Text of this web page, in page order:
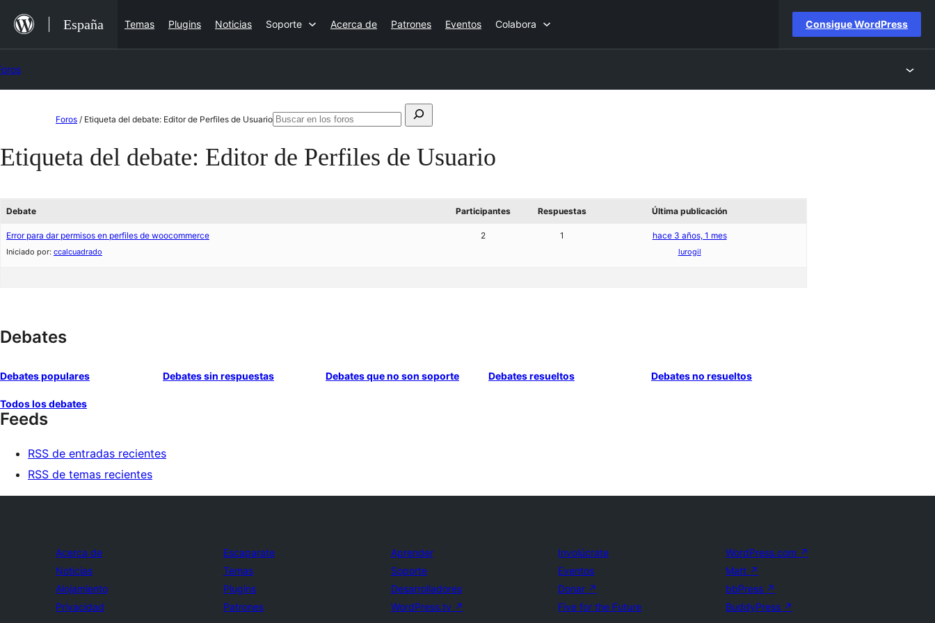
contenido
España Temas Plugins Noticias Soporte Acerca de Patrones Eventos Colabora Consigue WordPress
contenido
Foros / Etiqueta del debate: Editor de Perfiles de UsuarioBuscar:
Buscar
los
foros
Etiqueta del debate: Editor de Perfiles de Usuario
Debate Participantes Respuestas Última publicación
Error para dar permisos en perfiles de woocommerce
Iniciado por: ccalcuadrado
2 1 hace 3 años, 1 mes
lurogil
Debates
Debates populares Debates sin respuestas Debates que no son soporte Debates resueltos Debates no resueltos
Todos los debates
Feeds
RSS de entradas recientes
RSS de temas recientes
Acerca de
Noticias
Alojamiento
Privacidad
Escaparate
Temas
Plugins
Patrones
Aprender
Soporte
Desarrolladores
WordPress.tv ↗
Involúcrate
Eventos
Donar ↗
Five for the Future
WordPress.com ↗
Matt ↗
bbPress ↗
BuddyPress ↗